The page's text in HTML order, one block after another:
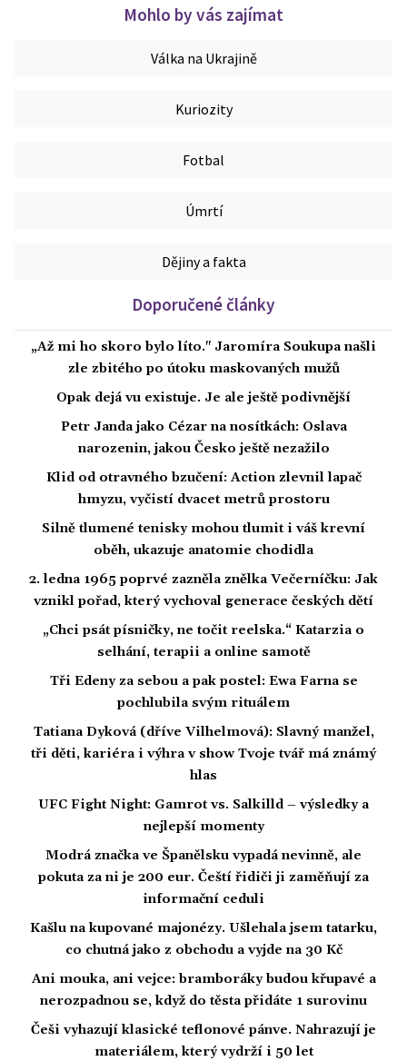
Mohlo by vás zajímat
Válka na Ukrajině
Kuriozity
Fotbal
Úmrtí
Dějiny a fakta
Doporučené články
„Až mi ho skoro bylo líto." Jaromíra Soukupa našli
zle zbitého po útoku maskovaných mužů
Opak dejá vu existuje. Je ale ještě podivnější
Petr Janda jako Cézar na nosítkách: Oslava
narozenin, jakou Česko ještě nezažilo
Klid od otravného bzučení: Action zlevnil lapač
hmyzu, vyčistí dvacet metrů prostoru
Silně tlumené tenisky mohou tlumit i váš krevní
oběh, ukazuje anatomie chodidla
2. ledna 1965 poprvé zazněla znělka Večerníčku: Jak
vznikl pořad, který vychoval generace českých dětí
„Chci psát písničky, ne točit reelska.“ Katarzia o
selhání, terapii a online samotě
Tři Edeny za sebou a pak postel: Ewa Farna se
pochlubila svým rituálem
Tatiana Dyková (dříve Vilhelmová): Slavný manžel,
tři děti, kariéra i výhra v show Tvoje tvář má známý
hlas
UFC Fight Night: Gamrot vs. Salkilld – výsledky a
nejlepší momenty
Modrá značka ve Španělsku vypadá nevinně, ale
pokuta za ni je 200 eur. Čeští řidiči ji zaměňují za
informační ceduli
Kašlu na kupované majonézy. Ušlehala jsem tatarku,
co chutná jako z obchodu a vyjde na 30 Kč
Ani mouka, ani vejce: bramboráky budou křupavé a
nerozpadnou se, když do těsta přidáte 1 surovinu
Češi vyhazují klasické teflonové pánve. Nahrazují je
materiálem, který vydrží i 50 let